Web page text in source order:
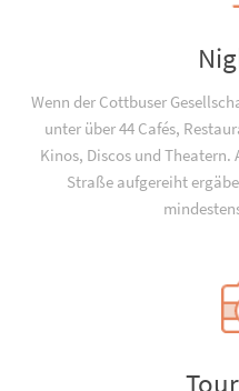
Wenn der Cottbuser
unter über 44 Cafés,
Kinos, Discos und
Straße aufgereiht